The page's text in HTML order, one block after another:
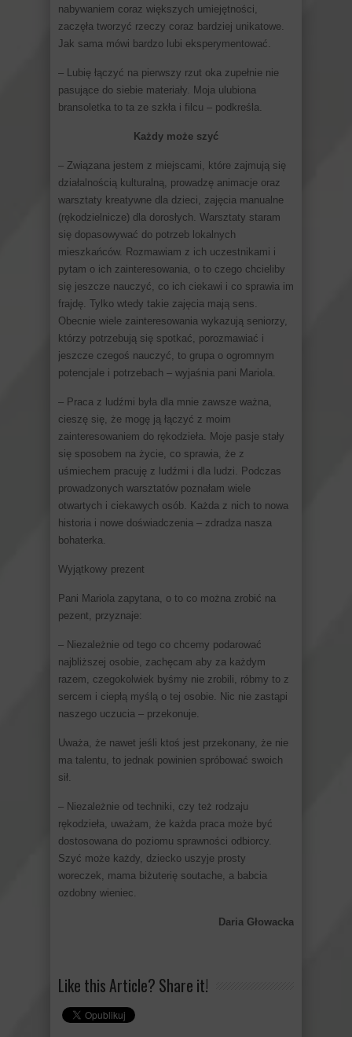
nabywaniem coraz większych umiejętności,
zaczęła tworzyć rzeczy coraz bardziej unikatowe.
Jak sama mówi bardzo lubi eksperymentować.
– Lubię łączyć na pierwszy rzut oka zupełnie nie
pasujące do siebie materiały. Moja ulubiona
bransoletka to ta ze szkła i filcu – podkreśla.
Każdy może szyć
– Związana jestem z miejscami, które zajmują się
działalnością kulturalną, prowadzę animacje oraz
warsztaty kreatywne dla dzieci, zajęcia manualne
(rękodzielnicze) dla dorosłych. Warsztaty staram
się dopasowywać do potrzeb lokalnych
mieszkańców. Rozmawiam z ich uczestnikami i
pytam o ich zainteresowania, o to czego chcieliby
się jeszcze nauczyć, co ich ciekawi i co sprawia im
frajdę. Tylko wtedy takie zajęcia mają sens.
Obecnie wiele zainteresowania wykazują seniorzy,
którzy potrzebują się spotkać, porozmawiać i
jeszcze czegoś nauczyć, to grupa o ogromnym
potencjale i potrzebach – wyjaśnia pani Mariola.
– Praca z ludźmi była dla mnie zawsze ważna,
cieszę się, że mogę ją łączyć z moim
zainteresowaniem do rękodzieła. Moje pasje stały
się sposobem na życie, co sprawia, że z
uśmiechem pracuję z ludźmi i dla ludzi. Podczas
prowadzonych warsztatów poznałam wiele
otwartych i ciekawych osób. Każda z nich to nowa
historia i nowe doświadczenia – zdradza nasza
bohaterka.
Wyjątkowy prezent
Pani Mariola zapytana, o to co można zrobić na
pezent, przyznaje:
– Niezależnie od tego co chcemy podarować
najbliższej osobie, zachęcam aby za każdym
razem, czegokolwiek byśmy nie zrobili, róbmy to z
sercem i ciepłą myślą o tej osobie. Nic nie zastąpi
naszego uczucia – przekonuje.
Uważa, że nawet jeśli ktoś jest przekonany, że nie
ma talentu, to jednak powinien spróbować swoich
sił.
– Niezależnie od techniki, czy też rodzaju
rękodzieła, uważam, że każda praca może być
dostosowana do poziomu sprawności odbiorcy.
Szyć może każdy, dziecko uszyje prosty
woreczek, mama biżuterię soutache, a babcia
ozdobny wieniec.
Daria Głowacka
Like this Article? Share it!